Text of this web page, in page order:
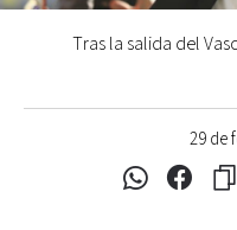
29 de
Tras la salida del